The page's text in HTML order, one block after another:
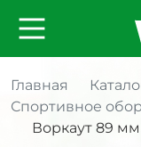
Главная
Спортивное
Воркаут 89